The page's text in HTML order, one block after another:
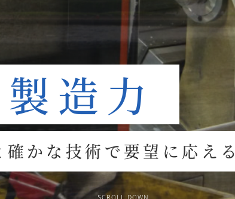
造力
かな技術で要望に応える
SCROLL DOWN